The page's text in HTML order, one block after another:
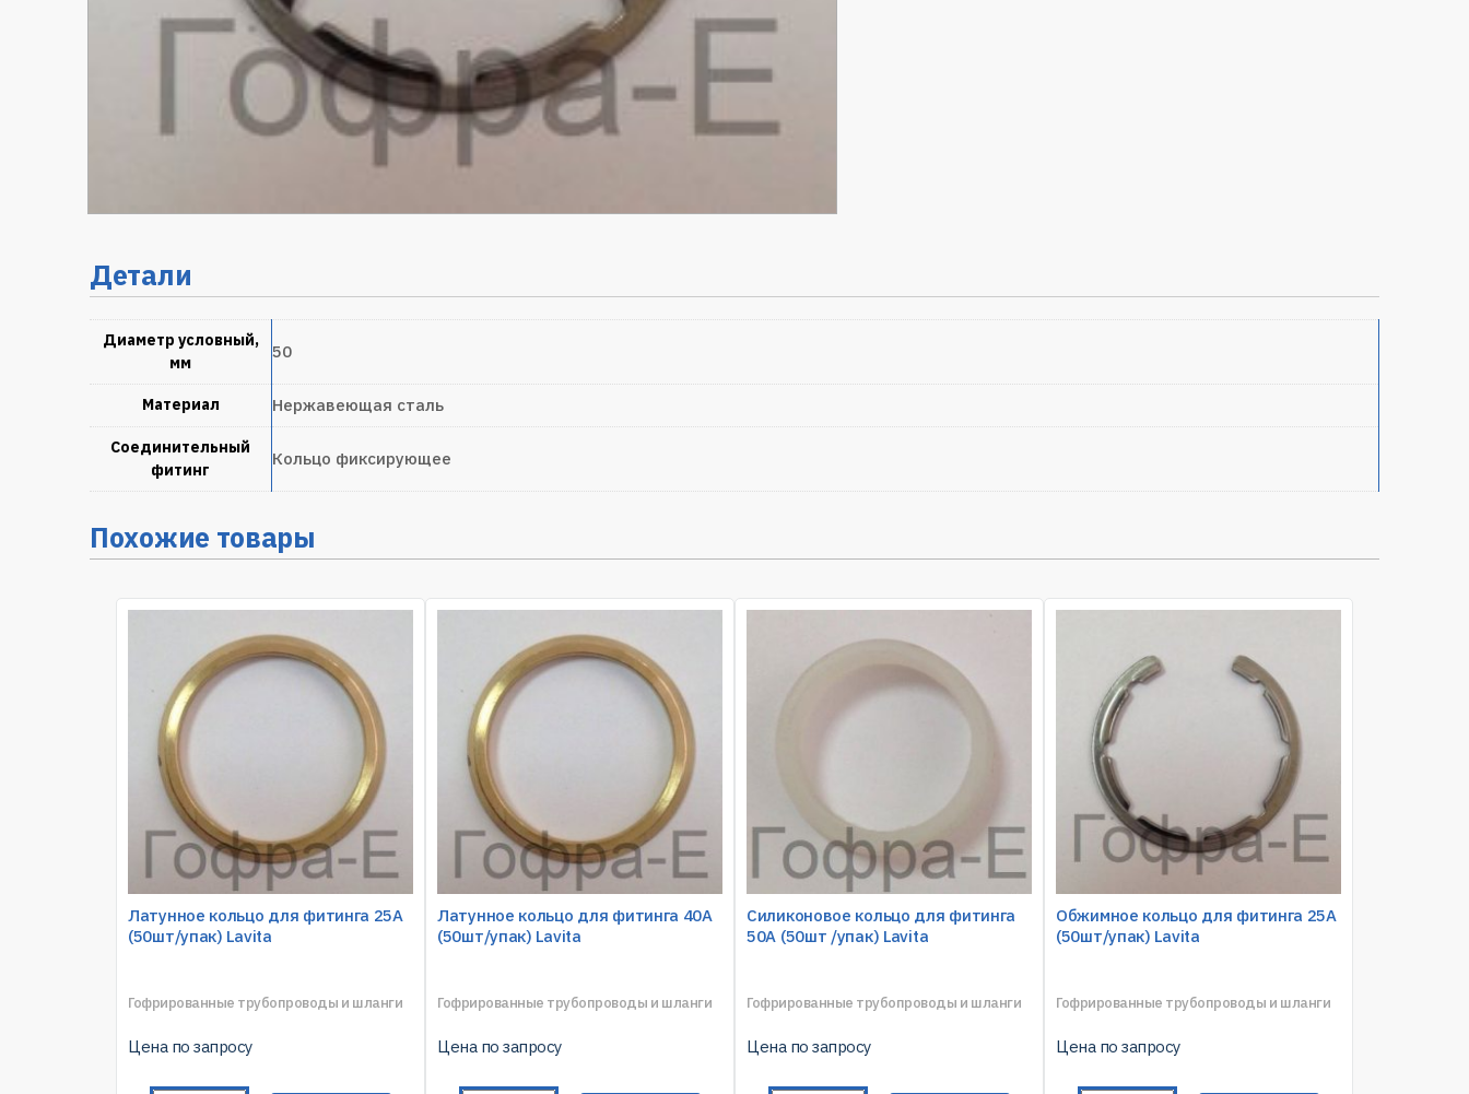
Детали
Диаметр условный,
мм
50
Материал Нержавеющая сталь
Соединительный
фитинг
Кольцо фиксирующее
Похожие товары
Латунное кольцо для фитинга 25A
(50шт/упак) Lavita
Гофрированные трубопроводы и шланги
Цена по запросу
Латунное кольцо для фитинга 40A
(50шт/упак) Lavita
Гофрированные трубопроводы и шланги
Цена по запросу
Силиконовое кольцо для фитинга
50A (50шт /упак) Lavita
Гофрированные трубопроводы и шланги
Цена по запросу
Обжимное кольцо для фитинга 25A
(50шт/упак) Lavita
Гофрированные трубопроводы и шланги
Цена по запросу